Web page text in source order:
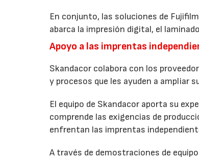
En conjunto, las soluciones de
abarca la impresión digital, el
Apoyo a las imprentas
Skandacor colabora con los
y procesos que les ayuden a ampliar
El equipo de Skandacor aporta su
comprende las exigencias de
enfrentan las imprentas
A través de demostraciones de